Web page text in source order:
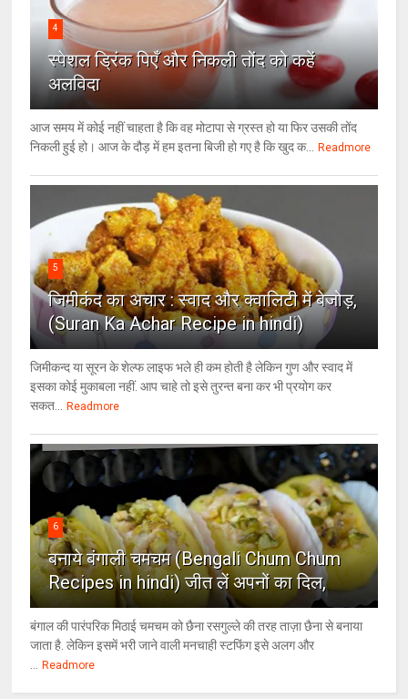
4
स्पेशल ड्रिंक पिएँ और निकली तोंद को कहें
अलविदा
आज समय में कोई नहीं चाहता है कि वह मोटापा से ग्रस्त हो या फिर उसकी तोंद
निकली हुई हो। आज के दौड़ में हम इतना बिजी हो गए है कि खुद क...
Readmore
5
जिमीकंद का अचार : स्वाद और क्वालिटी में बेजोड़,
(Suran Ka Achar Recipe in hindi)
जिमीकन्द या सूरन के शेल्फ लाइफ भले ही कम होती है लेकिन गुण और स्वाद में
इसका कोई मुकाबला नहीं. आप चाहे तो इसे तुरन्त बना कर भी प्रयोग कर
सकत...
Readmore
6
बनाये बंगाली चमचम (Bengali Chum Chum
Recipes in hindi) जीत लें अपनों का दिल,
बंगाल की पारंपरिक मिठाई चमचम को छैना रसगुल्ले की तरह ताज़ा छैना से बनाया
जाता है. लेकिन इसमें भरी जाने वाली मनचाही स्टफिंग इसे अलग और
Readmore